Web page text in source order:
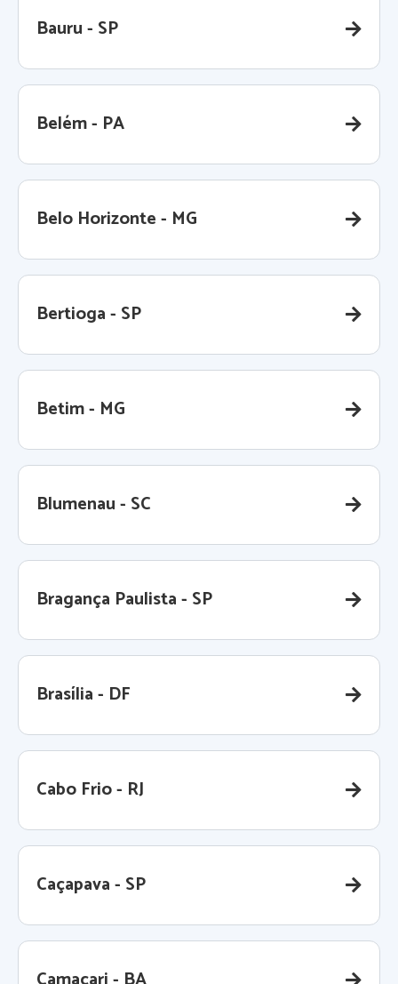
Bauru - SP
Belém - PA
Belo Horizonte - MG
Bertioga - SP
Betim - MG
Blumenau - SC
Bragança Paulista - SP
Brasília - DF
Cabo Frio - RJ
Caçapava - SP